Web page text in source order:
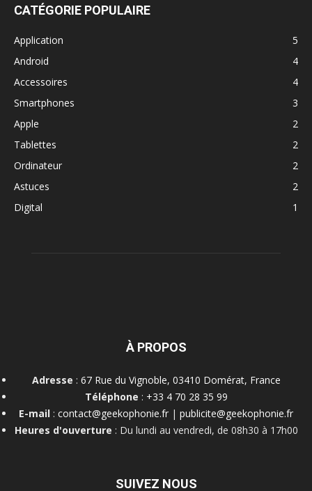
CATÉGORIE POPULAIRE
Application
5
Android
4
Accessoires
4
Smartphones
3
Apple
2
Tablettes
2
Ordinateur
2
Astuces
2
Digital
1
À PROPOS
Adresse : 67 Rue du Vignoble, 03410 Domérat, France
Téléphone : +33 4 70 28 35 99
E-mail : contact@geekophonie.fr | publicite@geekophonie.fr
Heures d'ouverture : Du lundi au vendredi, de 08h30 à 17h00
SUIVEZ NOUS